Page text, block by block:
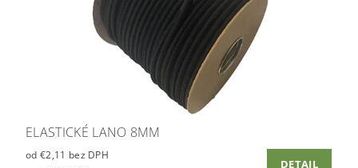
ELASTICKÉ LANO 8MM
od €2,11 bez DPH
DETAIL